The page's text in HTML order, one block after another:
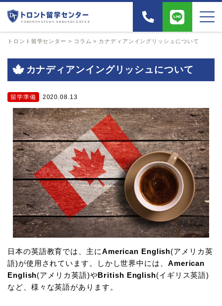
トロント留学センター > コラム > カナディアンイングリッシュについて
カナディアンイングリッシュについて
留学準備 2020.08.13
日本の英語教育では、主にAmerican English(アメリカ英
語)が使用されています。しかし世界中には、 American
English(アメリカ英語)やBritish English(イギリス英語)
など、様々な英語があります。